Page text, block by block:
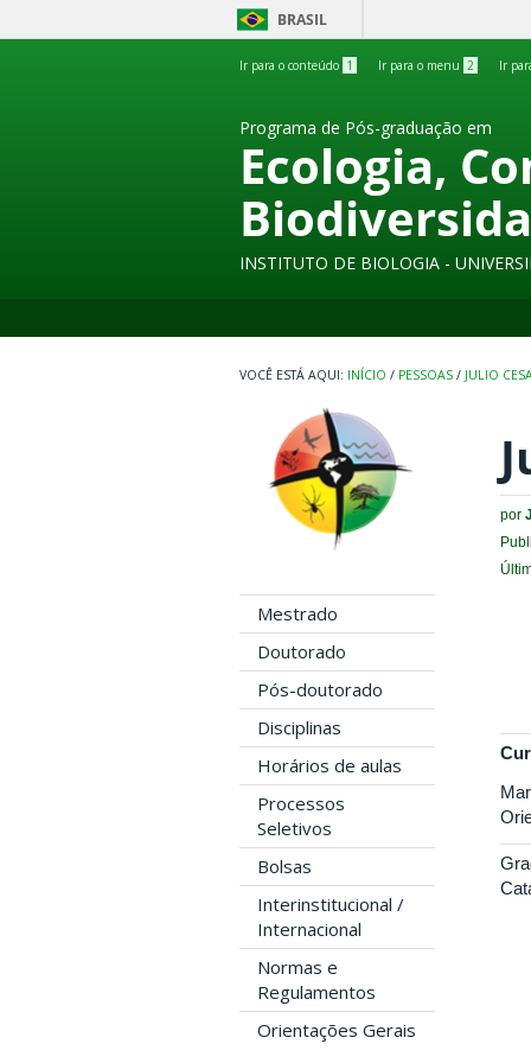
BRASIL
Ir para o conteúdo 1 Ir para o menu 2 Ir
Programa de Pós-graduação em
Ecologia,
INSTITUTO DE BIOLOGIA -
INÍCIO / PESSOAS / JULIO
Mestrado
Doutorado
Pós-doutorado
Disciplinas
Horários de aulas
Processos
Seletivos
Bolsas
Interinstitucional /
Internacional
Normas e
Regulamentos
Orientações Gerais
por